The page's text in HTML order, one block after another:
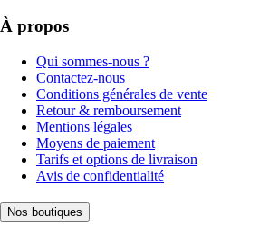
À propos
Qui sommes-nous ?
Contactez-nous
Conditions générales de vente
Retour & remboursement
Mentions légales
Moyens de paiement
Tarifs et options de livraison
Avis de confidentialité
Nos boutiques